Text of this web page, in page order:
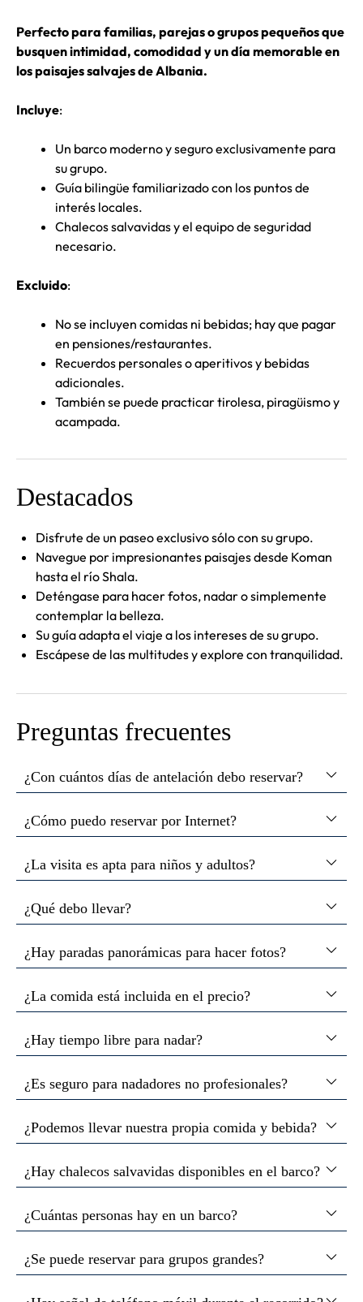
Perfecto para familias, parejas o grupos pequeños que
busquen intimidad, comodidad y un día memorable en
los paisajes salvajes de Albania.
Incluye:
Un barco moderno y seguro exclusivamente para
su grupo.
Guía bilingüe familiarizado con los puntos de
interés locales.
Chalecos salvavidas y el equipo de seguridad
necesario.
Excluido:
No se incluyen comidas ni bebidas; hay que pagar
en pensiones/restaurantes.
Recuerdos personales o aperitivos y bebidas
adicionales.
También se puede practicar tirolesa, piragüismo y
acampada.
Destacados
Disfrute de un paseo exclusivo sólo con su grupo.
Navegue por impresionantes paisajes desde Koman
hasta el río Shala.
Deténgase para hacer fotos, nadar o simplemente
contemplar la belleza.
Su guía adapta el viaje a los intereses de su grupo.
Escápese de las multitudes y explore con tranquilidad.
Preguntas frecuentes
¿Con cuántos días de antelación debo reservar?
¿Cómo puedo reservar por Internet?
¿La visita es apta para niños y adultos?
¿Qué debo llevar?
¿Hay paradas panorámicas para hacer fotos?
¿La comida está incluida en el precio?
¿Hay tiempo libre para nadar?
¿Es seguro para nadadores no profesionales?
¿Podemos llevar nuestra propia comida y bebida?
¿Hay chalecos salvavidas disponibles en el barco?
¿Cuántas personas hay en un barco?
¿Se puede reservar para grupos grandes?